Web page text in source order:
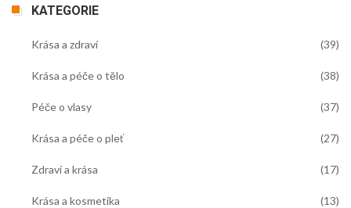
KATEGORIE
Krása a zdraví (39)
Krása a péče o tělo (38)
Péče o vlasy (37)
Krása a péče o pleť (27)
Zdraví a krása (17)
Krása a kosmetika (13)